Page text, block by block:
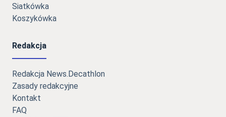
Siatkówka
Koszykówka
Redakcja
Redakcja News.Decathlon
Zasady redakcyjne
Kontakt
FAQ